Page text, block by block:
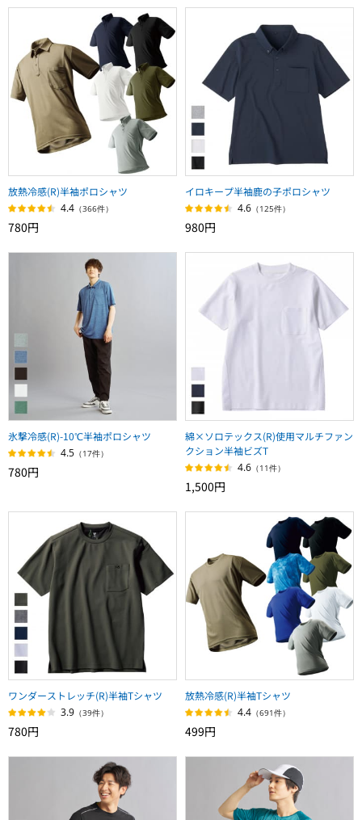
放熱冷感(R)半袖ポロシャツ
4.4 （366件）
780円
イロキープ半袖鹿の子ポロシャツ
4.6 （125件）
980円
氷撃冷感(R)-10℃半袖ポロシャツ
4.5 （17件）
780円
綿×ソロテックス(R)使用マルチファン
クション半袖ビズT
4.6 （11件）
1,500円
ワンダーストレッチ(R)半袖Tシャツ
3.9 （39件）
780円
放熱冷感(R)半袖Tシャツ
4.4 （691件）
499円